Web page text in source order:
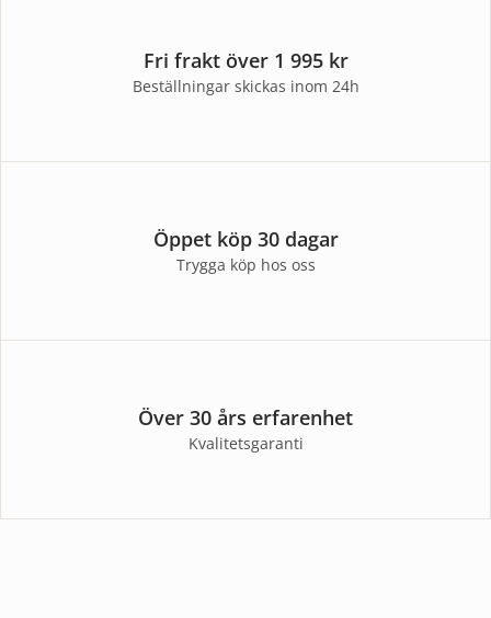
Fri frakt över 1 995 kr
Beställningar skickas inom 24h
Öppet köp 30 dagar
Trygga köp hos oss
Över 30 års erfarenhet
Kvalitetsgaranti